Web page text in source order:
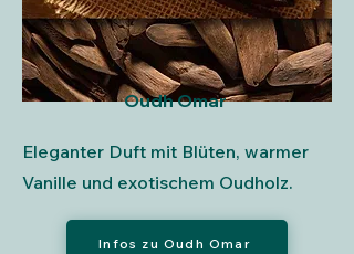
Oudh Omar
Eleganter Duft mit Blüten, warmer
Vanille und exotischem Oudholz.
Infos zu Oudh Omar